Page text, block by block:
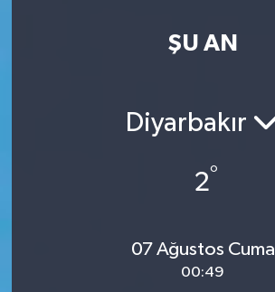
ŞU AN
Diyarbakır
2°
07 Ağustos Cuma
00:49
Son Dakika Haberleri